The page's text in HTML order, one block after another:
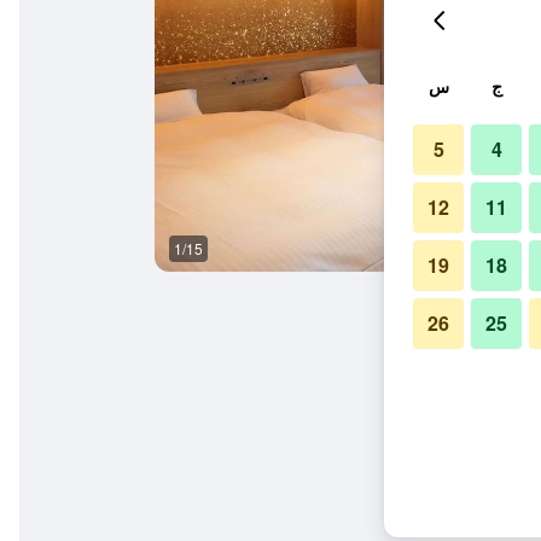
1/15
ج س
4
5
11
12
18
19
25
26